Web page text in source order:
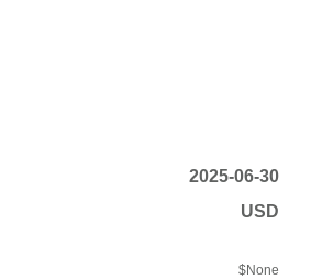
2025-06-30
USD
$None